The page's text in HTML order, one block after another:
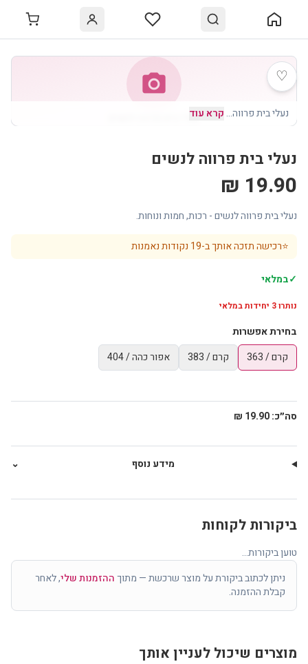
photo_camera
נעלי בית פרווה לנשים
♡
נעלי בית פרווה… קרא עוד
נעלי בית פרווה לנשים
19.90 ₪
נעלי בית פרווה לנשים - רכות, חמות ונוחות.
⭐רכישה תזכה אותך ב-19 נקודות נאמנות
✓במלאי
נותרו3 יחידות במלאי
בחירת אפשרות
קרם / 363
קרם / 383 אפור כהה / 404
סה״כ:19.90 ₪
מידע נוסף ⌄
ביקורות לקוחות
טוען ביקורות...
ניתן לכתוב ביקורת על מוצר שרכשת — מתוךההזמנות שלי, לאחר
קבלת ההזמנה.
מוצרים שיכול לעניין אותך